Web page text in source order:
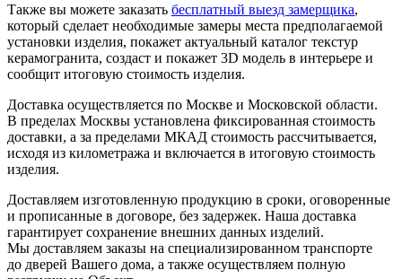
Также вы можете заказать бесплатный выезд замерщика,
который сделает необходимые замеры места предполагаемой
установки изделия, покажет актуальный каталог текстур
керамогранита, создаст и покажет 3D модель в интерьере и
сообщит итоговую стоимость изделия.
Доставка осуществляется по Москве и Московской области.
В пределах Москвы установлена фиксированная стоимость
доставки, а за пределами МКАД стоимость рассчитывается,
исходя из километража и включается в итоговую стоимость
изделия.
Доставляем изготовленную продукцию в сроки, оговоренные
и прописанные в договоре, без задержек. Наша доставка
гарантирует сохранение внешних данных изделий.
Мы доставляем заказы на специализированном транспорте
до дверей Вашего дома, а также осуществляем полную